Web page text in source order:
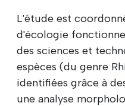
L'étude est
d'écologie
des sciences et
espèces (du genre
identifiées grâce à
une analyse